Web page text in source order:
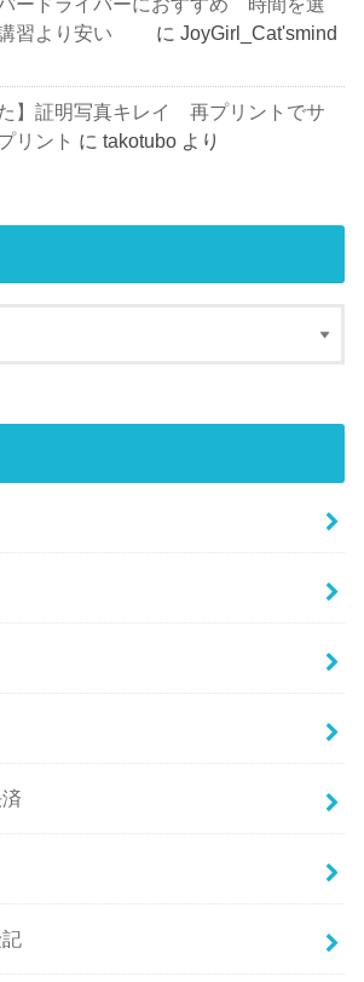
講習より安い
にJoyGirl_Cat'smind
た】証明写真キレイ 再プリントでサ
リント にtakotubo より